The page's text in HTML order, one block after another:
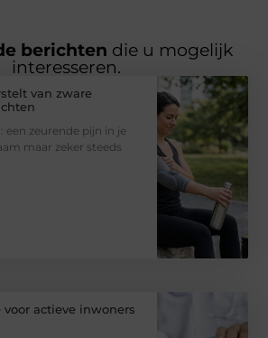
berichten die u mogelijk
interesseren.
van zware
een zeurende pijn in je
maar zeker steeds
voor actieve inwoners